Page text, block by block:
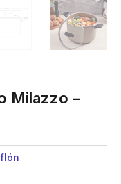
Milazzo –